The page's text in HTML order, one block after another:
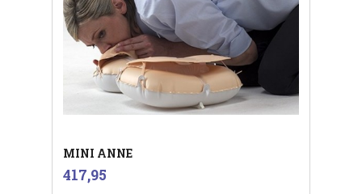
MINI ANNE
Pris
417,95inkl.
mva.